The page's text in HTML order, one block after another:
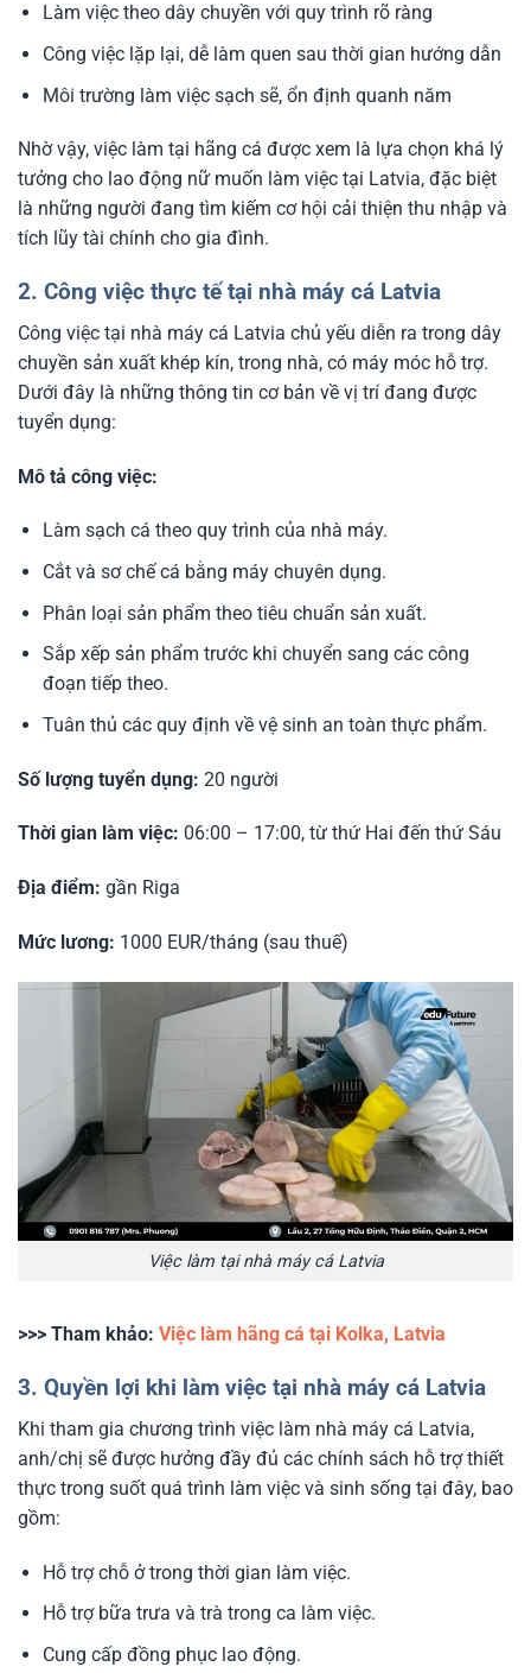
Làm việc theo dây chuyền với quy trình rõ ràng
Công việc lặp lại, dễ làm quen sau thời gian hướng dẫn
Môi trường làm việc sạch sẽ, ổn định quanh năm
Nhờ vậy, việc làm tại hãng cá được xem là lựa chọn khá lý
tưởng cho lao động nữ muốn làm việc tại Latvia, đặc biệt
là những người đang tìm kiếm cơ hội cải thiện thu nhập và
tích lũy tài chính cho gia đình.
2. Công việc thực tế tại nhà máy cá Latvia
Công việc tại nhà máy cá Latvia chủ yếu diễn ra trong dây
chuyền sản xuất khép kín, trong nhà, có máy móc hỗ trợ.
Dưới đây là những thông tin cơ bản về vị trí đang được
tuyển dụng:
Mô tả công việc:
Làm sạch cá theo quy trình của nhà máy.
Cắt và sơ chế cá bằng máy chuyên dụng.
Phân loại sản phẩm theo tiêu chuẩn sản xuất.
Sắp xếp sản phẩm trước khi chuyển sang các công
đoạn tiếp theo.
Tuân thủ các quy định về vệ sinh an toàn thực phẩm.
Số lượng tuyển dụng: 20 người
Thời gian làm việc: 06:00 – 17:00, từ thứ Hai đến thứ Sáu
Địa điểm: gần Riga
Mức lương: 1000 EUR/tháng (sau thuế)
Việc làm tại nhà máy cá Latvia
>>> Tham khảo: Việc làm hãng cá tại Kolka, Latvia
3. Quyền lợi khi làm việc tại nhà máy cá Latvia
Khi tham gia chương trình việc làm nhà máy cá Latvia,
anh/chị sẽ được hưởng đầy đủ các chính sách hỗ trợ thiết
thực trong suốt quá trình làm việc và sinh sống tại đây, bao
gồm:
Hỗ trợ chỗ ở trong thời gian làm việc.
Hỗ trợ bữa trưa và trà trong ca làm việc.
Cung cấp đồng phục lao động.